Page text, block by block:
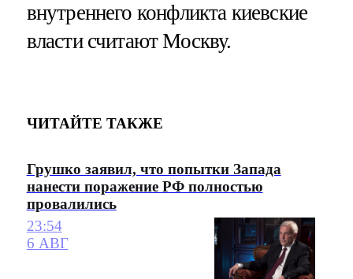
внутреннего конфликта киевские
власти считают Москву.
ЧИТАЙТЕ ТАКЖЕ
Грушко заявил, что попытки Запада
нанести поражение РФ полностью
провалились
23:54
6 АВГ